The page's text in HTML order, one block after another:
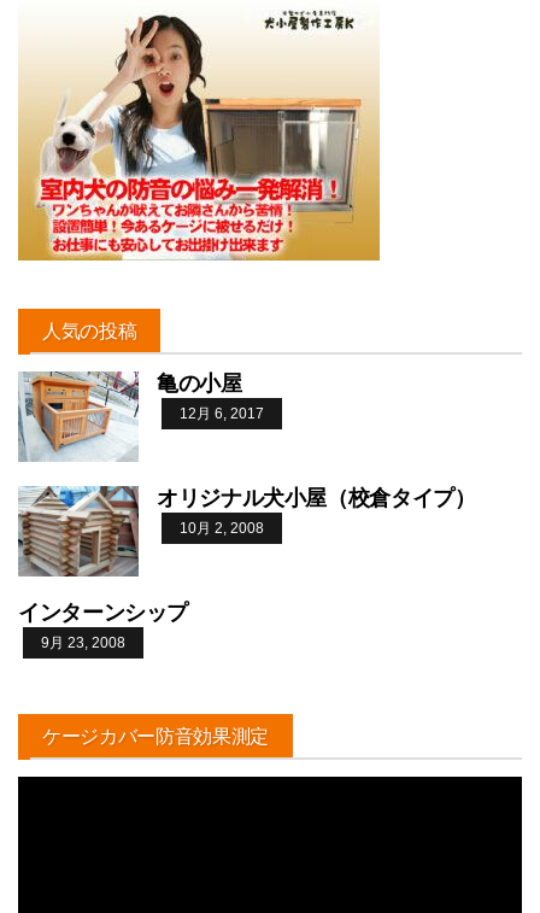
人気の投稿
亀の小屋
12月 6, 2017
オリジナル犬小屋（校倉タイプ）
10月 2, 2008
インターンシップ
9月 23, 2008
ケージカバー防音効果測定